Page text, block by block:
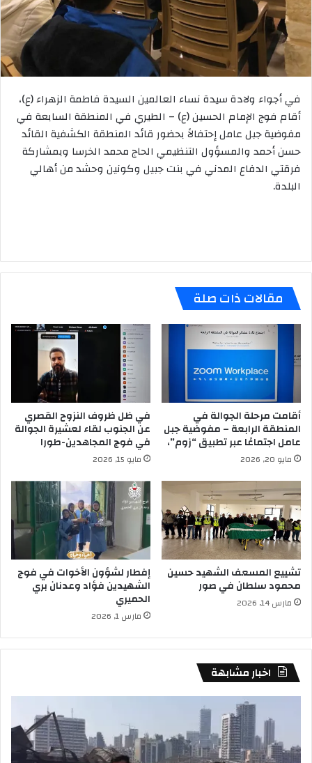
في أجواء ولادة سيدة نساء العالمين السيدة فاطمة الزهراء (ع)،
أقام فوج الإمام الحسين (ع) – الطيري في المنطقة السابعة في
مفوضية جبل عامل إحتفالاً بحضور قائد المنطقة الكشفية القائد
حسن أحمد والمسؤول التنظيمي الحاج محمد الخرسا وبمشاركة
فرقتي الدفاع المدني في بنت جبيل وكونين وحشد من أهالي
البلدة.
مقالات ذات صلة
أقامت مرحلة الجوالة في
المنطقة الرابعة – مفوضية جبل
عامل اجتماعًا عبر تطبيق “زوم”،
مايو 20, 2026
في ظل ظروف النزوح القصري
عن الجنوب لقاء لعشيرة الجوالة
في فوج المجاهدين-طورا
مايو 15, 2026
تشييع المسعف الشهيد حسين
محمود سلطان في صور
مارس 14, 2026
إفطار لشؤون الأخوات في فوج
الشهيدين فؤاد وعدنان بري
الحميري
مارس 1, 2026
اخبار مشابهة